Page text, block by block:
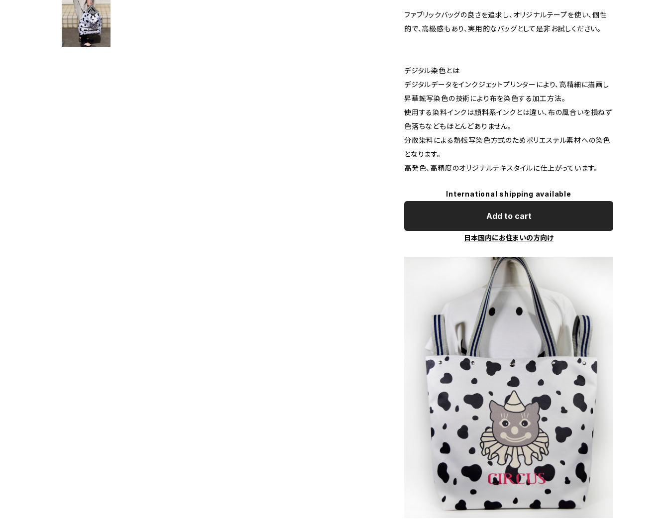
ファブリックバッグの良さを追求し、オリジナルテープを使い、個性
的で、高級感もあり、実用的なバッグとして是非お試しください。
デジタル染色とは
デジタルデータをインクジェットプリンターにより、高精細に描画し
昇華転写染色の技術により布を染色する加工方法。
使用する染料インクは顔料系インクとは違い、布の風合いを損ねず
色落ちなどもほとんどありません。
分散染料による熱転写染色方式のためポリエステル素材への染色
となります。
高発色、高精度のオリジナルテキスタイルに仕上がっています。
International shipping available
Add to cart
日本国内にお住まいの方向け